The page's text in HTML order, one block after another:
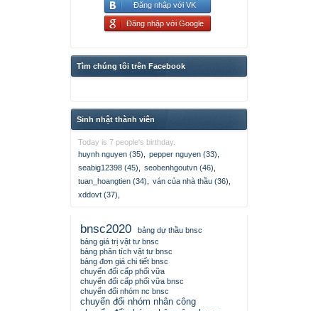
Đăng nhập với VK
Đăng nhập với Google
Tìm chúng tôi trên Facebook
Sinh nhật thành viên
Today is 7 people's birthday.
huynh nguyen (35)
pepper nguyen (33)
seabig12398 (45)
seobenhgoutvn (46)
tuan_hoangtien (34)
ván của nhà thầu (36)
xddovt (37)
bnsc2020
bảng dự thầu bnsc
bảng giá trị vật tư bnsc
bảng phân tích vật tư bnsc
bảng đơn giá chi tiết bnsc
chuyển đổi cấp phối vữa
chuyển đổi cấp phối vữa bnsc
chuyển đổi nhóm nc bnsc
chuyển đổi nhóm nhân công